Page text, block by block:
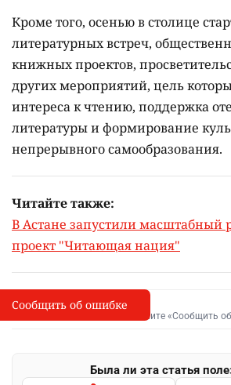
Кроме того, осенью в столице
литературных встреч,
книжных проектов,
других мероприятий, цель
интереса к чтению, поддержка
литературы и формирование
непрерывного самообразования.
Читайте также:
В Астане запустили масштабный
проект "Читающая нация"
I
Сообщить об опечатке
Выделите фрагмент и нажмите «Сообщить
Была ли эта статья
Сообщить об ошибке